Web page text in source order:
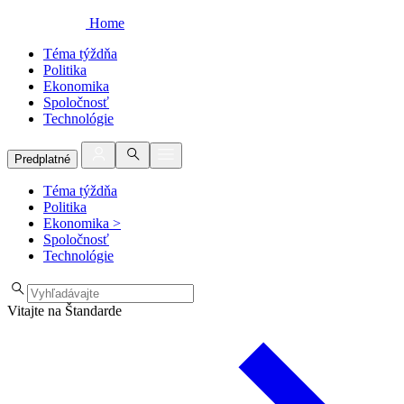
Home
Téma týždňa
Politika
Ekonomika
Spoločnosť
Technológie
Predplatné
Téma týždňa
Politika
Ekonomika >
Spoločnosť
Technológie
Vitajte na Štandarde